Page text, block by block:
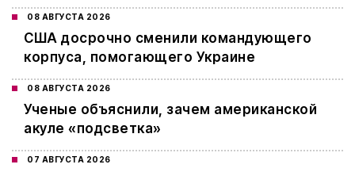
08 АВГУСТА 2026
США досрочно сменили командующего
корпуса, помогающего Украине
08 АВГУСТА 2026
Ученые объяснили, зачем американской
акуле «подсветка»
07 АВГУСТА 2026